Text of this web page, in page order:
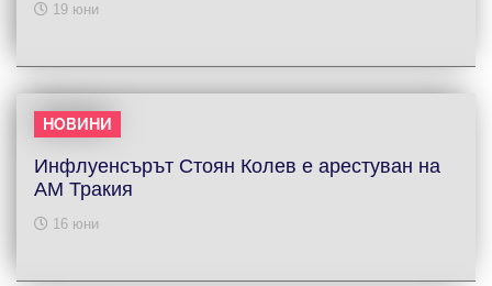
19 юни
НОВИНИ
Инфлуенсърът Стоян Колев е арестуван на
АМ Тракия
16 юни